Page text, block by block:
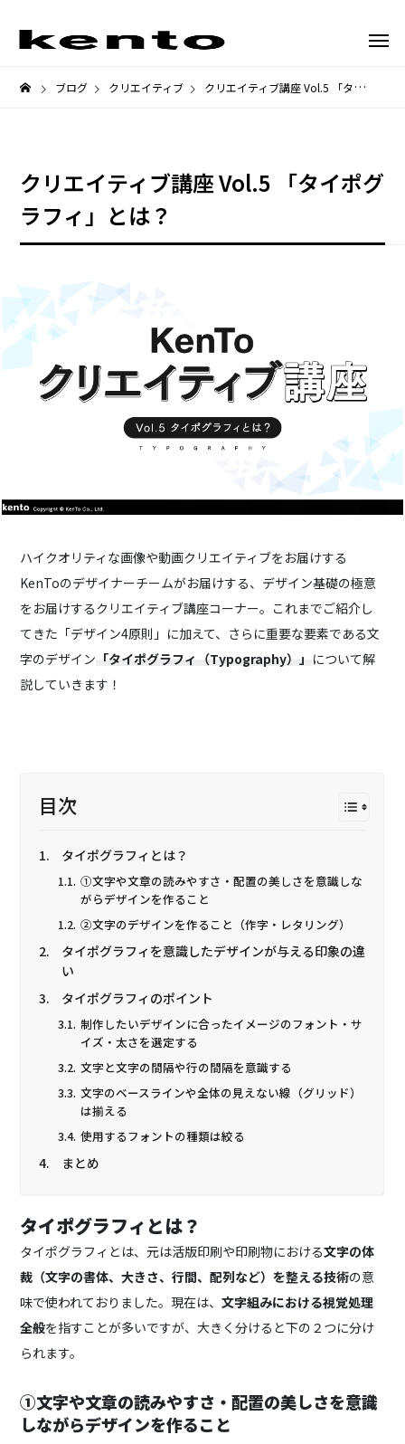
ブログ クリエイティブ クリエイティブ講座 Vol.5 「タイポグラフィ」とは？
クリエイティブ講座 Vol.5 「タイポグ
ラフィ」とは？
ハイクオリティな画像や動画クリエイティブをお届けする
KenToのデザイナーチームがお届けする、デザイン基礎の極意
をお届けするクリエイティブ講座コーナー。これまでご紹介し
てきた「デザイン4原則」に加えて、さらに重要な要素である文
字のデザイン 「タイポグラフィ（Typography）」 について解
説していきます！
目次
タイポグラフィとは？
①文字や文章の読みやすさ・配置の美しさを意識しな
がらデザインを作ること
②文字のデザインを作ること（作字・レタリング）
タイポグラフィを意識したデザインが与える印象の違
い
タイポグラフィのポイント
制作したいデザインに合ったイメージのフォント・サ
イズ・太さを選定する
文字と文字の間隔や行の間隔を意識する
文字のベースラインや全体の見えない線（グリッド）
は揃える
使用するフォントの種類は絞る
まとめ
タイポグラフィとは？
タイポグラフィとは、元は活版印刷や印刷物における文字の体
裁（文字の書体、大きさ、行間、配列など）を整える技術の意
味で使われておりました。 現在は、文字組みにおける視覚処理
全般を指すことが多いですが、大きく分けると下の２つに分け
られます。
①文字や文章の読みやすさ・配置の美しさを意識
しながらデザインを作ること